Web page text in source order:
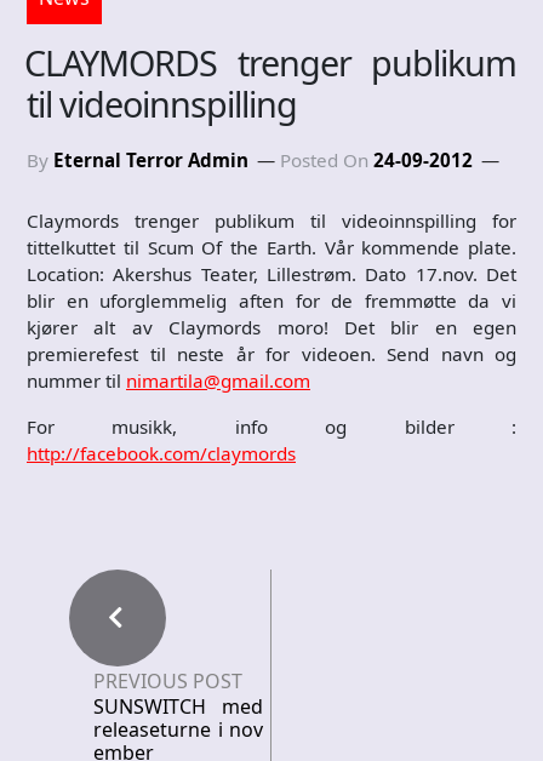
CLAYMORDS trenger publikum
til videoinnspilling
By Eternal Terror Admin Posted On 24-09-2012
Claymords trenger publikum til videoinnspilling for
tittelkuttet til Scum Of the Earth. Vår kommende plate.
Location: Akershus Teater, Lillestrøm. Dato 17.nov. Det
blir en uforglemmelig aften for de fremmøtte da vi
kjører alt av Claymords moro! Det blir en egen
premierefest til neste år for videoen. Send navn og
nummer til nimartila@gmail.com
For musikk, info og bilder :
http://facebook.com/claymords
PREVIOUS POST
SUNSWITCH med
releaseturne i nov
ember